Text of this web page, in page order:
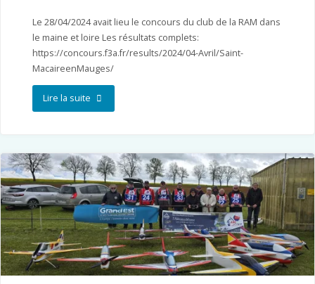
Le 28/04/2024 avait lieu le concours du club de la RAM dans
le maine et loire Les résultats complets:
https://concours.f3a.fr/results/2024/04-Avril/Saint-
MacaireenMauges/
Lire la suite"RAM
Macaire
en
Mauges"